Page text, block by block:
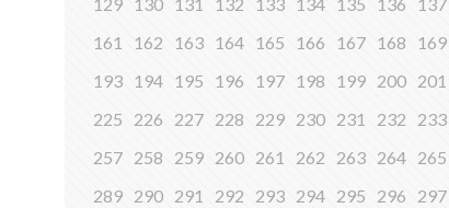
161
162 163 164 165 166 167 168 169
193 194 195 196 197 198 199 200 201
225
226 227 228 229 230 231 232 233
257 258 259 260 261 262 263 264 265
289 290 291 292 293 294 295 296 297